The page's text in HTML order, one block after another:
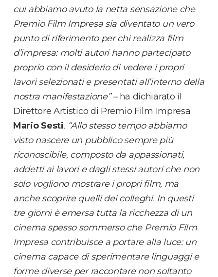
cui abbiamo avuto la netta sensazione che
Premio Film Impresa sia diventato un vero
punto di riferimento per chi realizza film
d’impresa: molti autori hanno partecipato
proprio con il desiderio di vedere i propri
lavori selezionati e presentati all’interno della
nostra manifestazione” –ha dichiarato il
Direttore Artistico di Premio Film Impresa
Mario Sesti. “Allo stesso tempo abbiamo
visto nascere un pubblico sempre più
riconoscibile, composto da appassionati,
addetti ai lavori e dagli stessi autori che non
solo vogliono mostrare i propri film, ma
anche scoprire quelli dei colleghi. In questi
tre giorni è emersa tutta la ricchezza di un
cinema spesso sommerso che Premio Film
Impresa contribuisce a portare alla luce: un
cinema capace di sperimentare linguaggi e
forme diverse per raccontare non soltanto